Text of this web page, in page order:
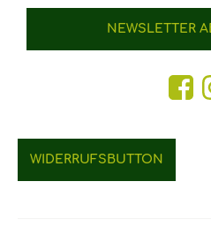
NEWSLETTER
WIDERRUFSBUTTON